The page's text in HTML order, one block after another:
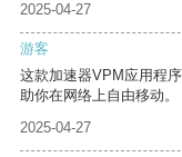
2025-04-27
游客
这款加速器VPM应用程
助你在网络上自由移动。
2025-04-27